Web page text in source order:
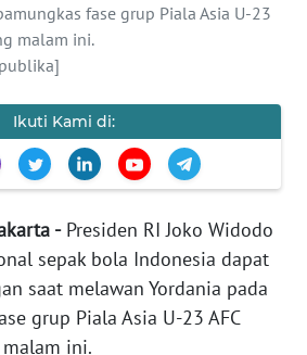
fase grup Piala Asia U-23
malam ini.
Ikuti Kami di:
-Presiden RI Joko Widodo
sepak bola Indonesia dapat
saat melawan Yordania pada
grup Piala Asia U-23 AFC
ini.